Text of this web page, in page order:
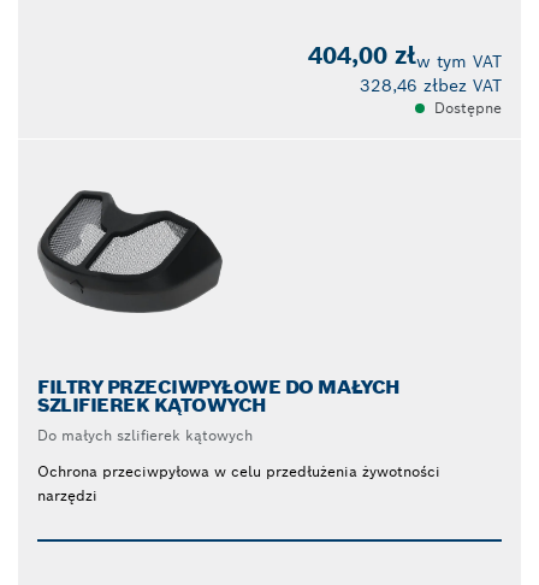
404,00 złw tym VAT
328,46 złbez VAT
Dostępne
FILTRY PRZECIWPYŁOWE DO MAŁYCH
SZLIFIEREK KĄTOWYCH
Do małych szlifierek kątowych
Ochrona przeciwpyłowa w celu przedłużenia żywotności
narzędzi